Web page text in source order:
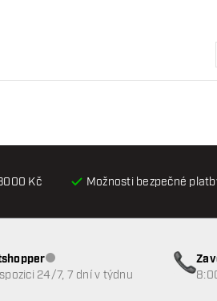
Kč Možnosti bezpečné
Zákaznický servis nedostupný
24/7, 7 dní v týdnu